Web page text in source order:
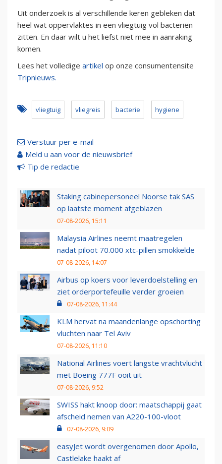
Uit onderzoek is al verschillende keren gebleken dat
heel wat oppervlaktes in een vliegtuig vol bacteriën
zitten. En daar wilt u het liefst niet mee in aanraking
komen.
Lees het volledige artikel op onze consumentensite
Tripnieuws.
vliegtuig vliegreis bacterie hygiene
Verstuur per e-mail
Meld u aan voor de nieuwsbrief
Tip de redactie
Staking cabinepersoneel Noorse tak SAS
op laatste moment afgeblazen
07-08-2026, 15:11
Malaysia Airlines neemt maatregelen
nadat piloot 70.000 xtc-pillen smokkelde
07-08-2026, 14:07
Airbus op koers voor leverdoelstelling en
ziet orderportefeuille verder groeien
07-08-2026, 11:44
KLM hervat na maandenlange opschorting
vluchten naar Tel Aviv
07-08-2026, 11:10
National Airlines voert langste vrachtvlucht
met Boeing 777F ooit uit
07-08-2026, 9:52
SWISS hakt knoop door: maatschappij gaat
afscheid nemen van A220-100-vloot
07-08-2026, 9:09
easyJet wordt overgenomen door Apollo,
Castlelake haakt af